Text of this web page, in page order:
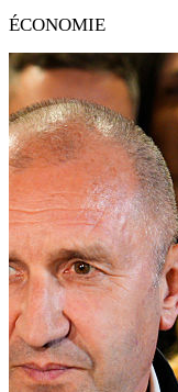
ÉCONOMIE